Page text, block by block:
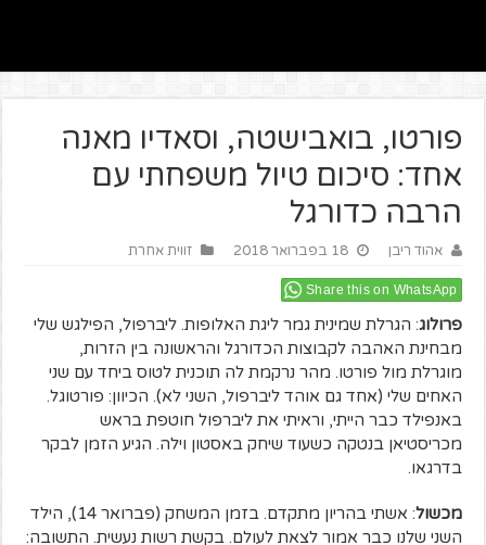
פורטו, בואבישטה, וסאדיו מאנה
אחד: סיכום טיול משפחתי עם
הרבה כדורגל
אהוד ריבן 18 בפברואר 2018 זווית אחרת
Share this on WhatsApp
פרולוג: הגרלת שמינית גמר ליגת האלופות. ליברפול, הפילגש שלי
מבחינת האהבה לקבוצות הכדורגל והראשונה בין הזרות,
מוגרלת מול פורטו. מהר נרקמת לה תוכנית לטוס ביחד עם שני
האחים שלי (אחד גם אוהד ליברפול, השני לא). הכיוון: פורטוגל.
באנפילד כבר הייתי, וראיתי את ליברפול חוטפת בראש
מכריסטיאן בנטקה כשעוד שיחק באסטון וילה. הגיע הזמן לבקר
בדרגאו.
מכשול
: אשתי בהריון מתקדם. בזמן המשחק (פברואר 14), הילד
השני שלנו כבר אמור לצאת לעולם. בקשת רשות נעשית. התשובה: